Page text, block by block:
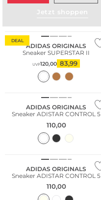
Jetzt shoppen
DEAL
ADIDAS ORIGINALS
Sneaker SUPERSTAR II
UVP120,00 83,99
ADIDAS ORIGINALS
Sneaker ADISTAR CONTROL 5
110,00
ADIDAS ORIGINALS
Sneaker ADISTAR CONTROL 5
110,00